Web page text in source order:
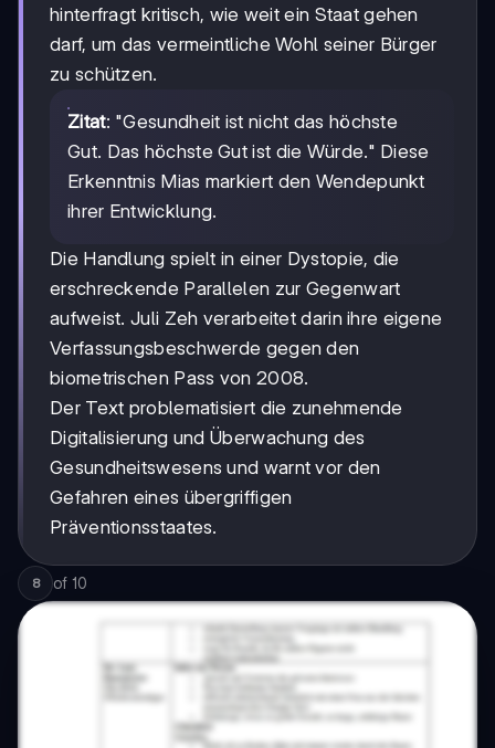
hinterfragt kritisch, wie weit ein Staat gehen
darf, um das vermeintliche Wohl seiner Bürger
zu schützen.
Zitat: "Gesundheit ist nicht das höchste
Gut. Das höchste Gut ist die Würde." Diese
Erkenntnis Mias markiert den Wendepunkt
ihrer Entwicklung.
Die Handlung spielt in einer Dystopie, die
erschreckende Parallelen zur Gegenwart
aufweist. Juli Zeh verarbeitet darin ihre eigene
Verfassungsbeschwerde gegen den
biometrischen Pass von 2008.
Der Text problematisiert die zunehmende
Digitalisierung und Überwachung des
Gesundheitswesens und warnt vor den
Gefahren eines übergriffigen
Präventionsstaates.
8 of 10